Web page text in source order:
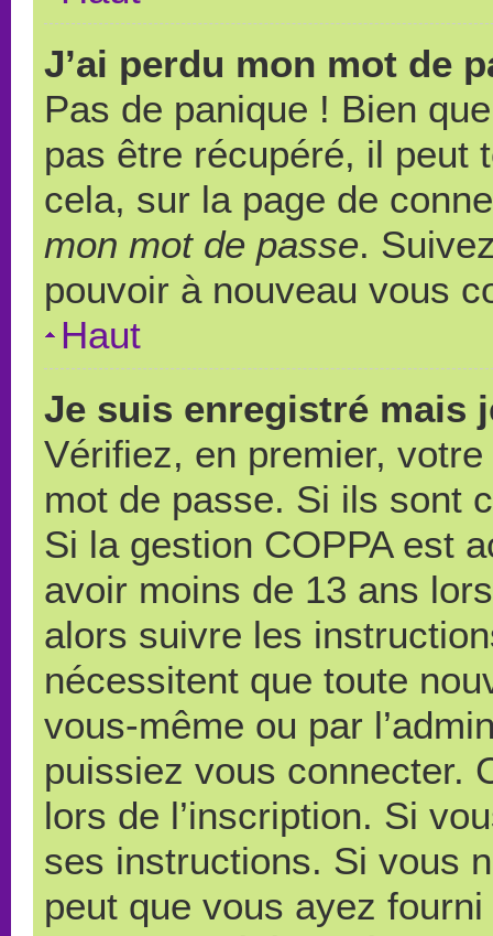
J’ai perdu mon mot de
Pas de panique ! Bien
pas être récupéré, il peut
cela, sur la page de
mon mot de passe.
pouvoir à nouveau vous
Haut
Je suis enregistré mais
Vérifiez, en premier,
mot de passe. Si ils sont
Si la gestion COPPA est
avoir moins de 13 ans
alors suivre les
nécessitent que toute
vous-même ou par
puissiez vous connecter.
lors de l’inscription. Si
ses instructions. Si vous
peut que vous ayez